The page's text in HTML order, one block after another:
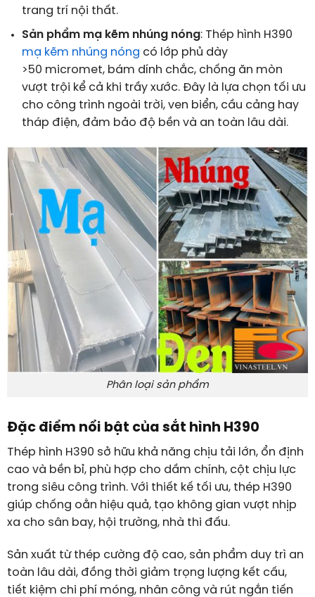
trang trí nội thất.
Sản phẩm mạ kẽm nhúng nóng: Thép hình H390
mạ kẽm nhúng nóng có lớp phủ dày
>50 micromet, bám dính chắc, chống ăn mòn
vượt trội kể cả khi trầy xước. Đây là lựa chọn tối ưu
cho công trình ngoài trời, ven biển, cầu cảng hay
tháp điện, đảm bảo độ bền và an toàn lâu dài.
Phân loại sản phẩm
Đặc điểm nổi bật của sắt hình H390
Thép hình H390 sở hữu khả năng chịu tải lớn, ổn định
cao và bền bỉ, phù hợp cho dầm chính, cột chịu lực
trong siêu công trình. Với thiết kế tối ưu, thép H390
giúp chống oằn hiệu quả, tạo không gian vượt nhịp
xa cho sân bay, hội trường, nhà thi đấu.
Sản xuất từ thép cường độ cao, sản phẩm duy trì an
toàn lâu dài, đồng thời giảm trọng lượng kết cấu,
tiết kiệm chi phí móng, nhân công và rút ngắn tiến